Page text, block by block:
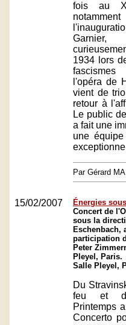
fois au
1934 lors
l'opéra de
vient de
retour à
Le public
a fait une
une
Par Gérard
15/02/2007
Énergies
Concert de
sous la
Eschenbach,
participation
Peter
Pleyel, Paris.
Salle Pleyel,
Du
feu et
Printemps
Concerto